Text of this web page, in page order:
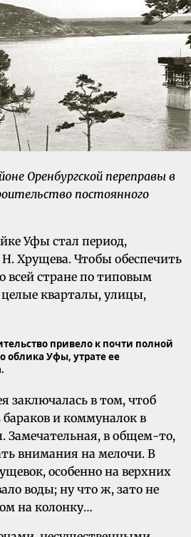
Оренбургской переправы в
постоянного
Уфы стал период,
Хрущева. Чтобы обеспечить
всей стране по типовым
кварталы, улицы,
привело к почти полной
облика Уфы, утрате ее
заключалась в том, чтоб
и коммуналок в
Замечательная, в общем-то,
внимания на мелочи. В
особенно на верхних
воды; ну что ж, зато не
на колонку…